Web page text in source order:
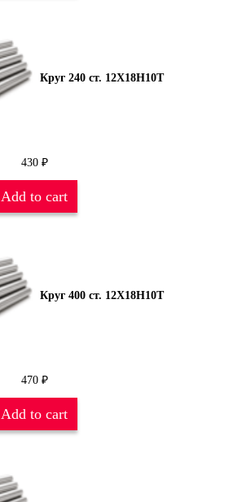
Круг 240 ст. 12Х18Н10Т
430 ₽
Add to cart
Круг 400 ст. 12Х18Н10Т
470 ₽
Add to cart